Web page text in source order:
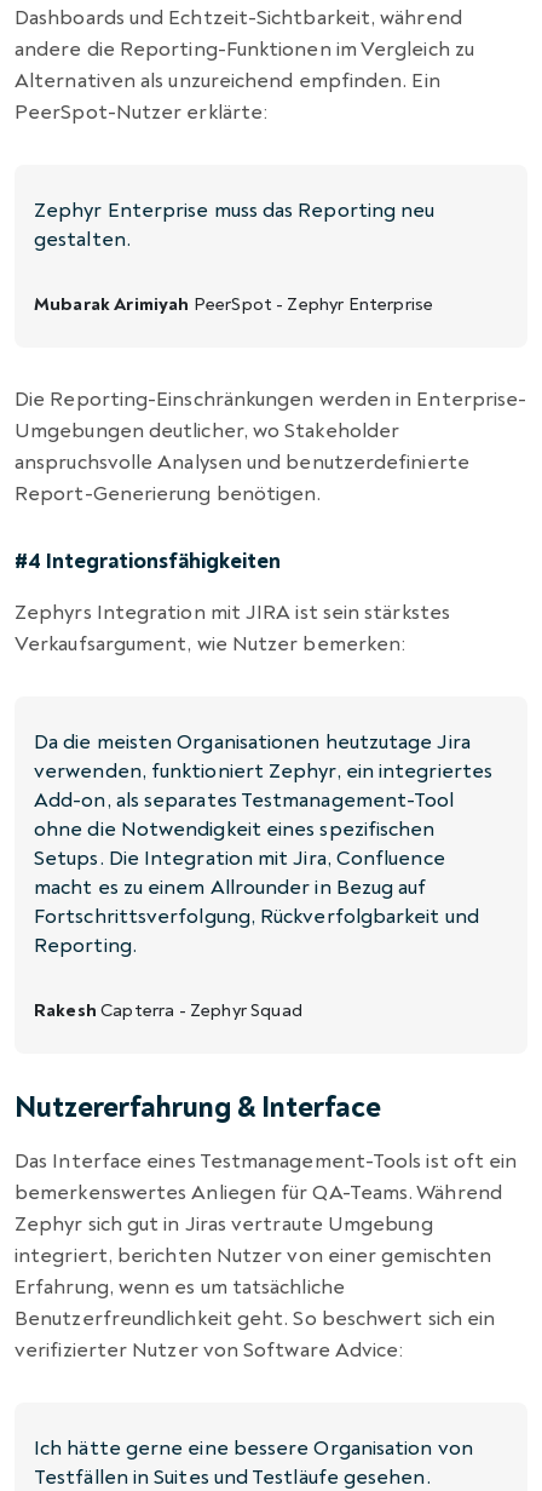
Dashboards und Echtzeit-Sichtbarkeit, während
andere die Reporting-Funktionen im Vergleich zu
Alternativen als unzureichend empfinden. Ein
PeerSpot-Nutzer erklärte:
Zephyr Enterprise muss das Reporting neu
gestalten.
Mubarak Arimiyah PeerSpot - Zephyr Enterprise
Die Reporting-Einschränkungen werden in Enterprise-
Umgebungen deutlicher, wo Stakeholder
anspruchsvolle Analysen und benutzerdefinierte
Report-Generierung benötigen.
#4 Integrationsfähigkeiten
Zephyrs Integration mit JIRA ist sein stärkstes
Verkaufsargument, wie Nutzer bemerken:
Da die meisten Organisationen heutzutage Jira
verwenden, funktioniert Zephyr, ein integriertes
Add-on, als separates Testmanagement-Tool
ohne die Notwendigkeit eines spezifischen
Setups. Die Integration mit Jira, Confluence
macht es zu einem Allrounder in Bezug auf
Fortschrittsverfolgung, Rückverfolgbarkeit und
Reporting.
Rakesh Capterra - Zephyr Squad
Nutzererfahrung & Interface
Das Interface eines Testmanagement-Tools ist oft ein
bemerkenswertes Anliegen für QA-Teams. Während
Zephyr sich gut in Jiras vertraute Umgebung
integriert, berichten Nutzer von einer gemischten
Erfahrung, wenn es um tatsächliche
Benutzerfreundlichkeit geht. So beschwert sich ein
verifizierter Nutzer von Software Advice:
Ich hätte gerne eine bessere Organisation von
Testfällen in Suites und Testläufe gesehen.